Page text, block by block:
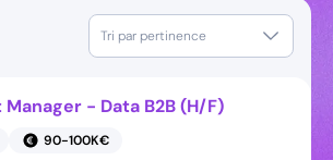
Tri par pertinence
- Data B2B (H/F)
90-100K€